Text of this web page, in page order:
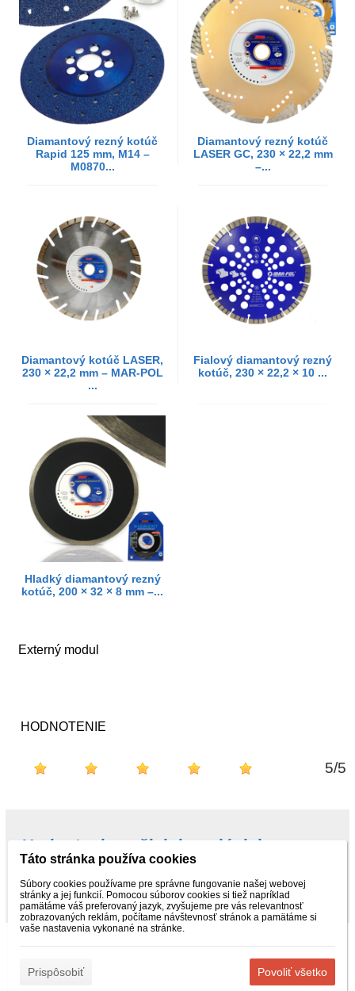
Diamantový rezný kotúč
Rapid 125 mm, M14 –
M0870...
Diamantový rezný kotúč
LASER GC, 230 × 22,2 mm
–...
Diamantový kotúč LASER,
230 × 22,2 mm – MAR-POL
...
Fialový diamantový rezný
kotúč, 230 × 22,2 × 10 ...
Hladký diamantový rezný
kotúč, 200 × 32 × 8 mm –...
Externý modul
HODNOTENIE
5/5
Hodnotenie našich kupujúcich na
Najnákup.sk
„© 2015 – 2025 ObchodPreTeba.sk - Kvalitné náradie, autodiely a
zváracia technika. Rýchle doručenie po celej SR. Kontakt:
info@obchodpreteba.sk | Tel.: +421 940 818 505“ | Všetky práva
Táto stránka používa cookies
Súbory cookies používame pre správne fungovanie našej webovej
stránky a jej funkcií. Pomocou súborov cookies si tiež napríklad
pamätáme váš preferovaný jazyk, zvyšujeme pre vás relevantnosť
zobrazovaných reklám, počítame návštevnosť stránok a pamätáme si
vaše nastavenia vykonané na stránke.
Prispôsobiť Povoliť všetko